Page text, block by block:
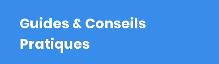
Guides & Conseils
Pratiques